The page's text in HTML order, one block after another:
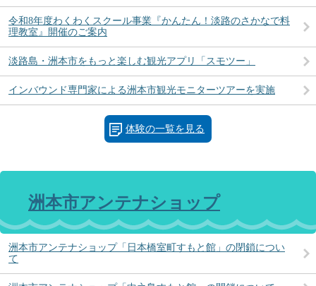
令和8年度わくわくスクール事業『かんたん！淡路のさかなで料
理教室』開催のご案内
淡路島・洲本市をもっと楽しむ観光アプリ「スモツー」
インバウンド専門家による洲本市観光モニターツアーを実施
体験の一覧を見る
洲本市アンテナショップ
洲本市アンテナショップ「日本橋室町すもと館」の閉鎖につい
て